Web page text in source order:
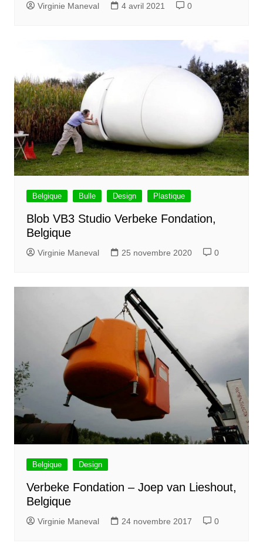
Virginie Maneval 4 avril 2021 0
Belgique Bulle Design Plastique
Blob VB3 Studio Verbeke Fondation,
Belgique
Virginie Maneval 25 novembre 2020 0
Belgique Design
Verbeke Fondation – Joep van Lieshout,
Belgique
Virginie Maneval 24 novembre 2017 0